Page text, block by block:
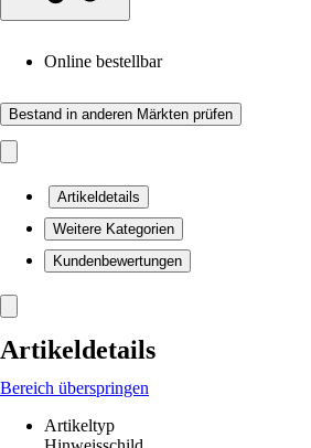
Online bestellbar
Bestand in anderen Märkten prüfen
Artikeldetails
Weitere Kategorien
Kundenbewertungen
Artikeldetails
Bereich überspringen
Artikeltyp